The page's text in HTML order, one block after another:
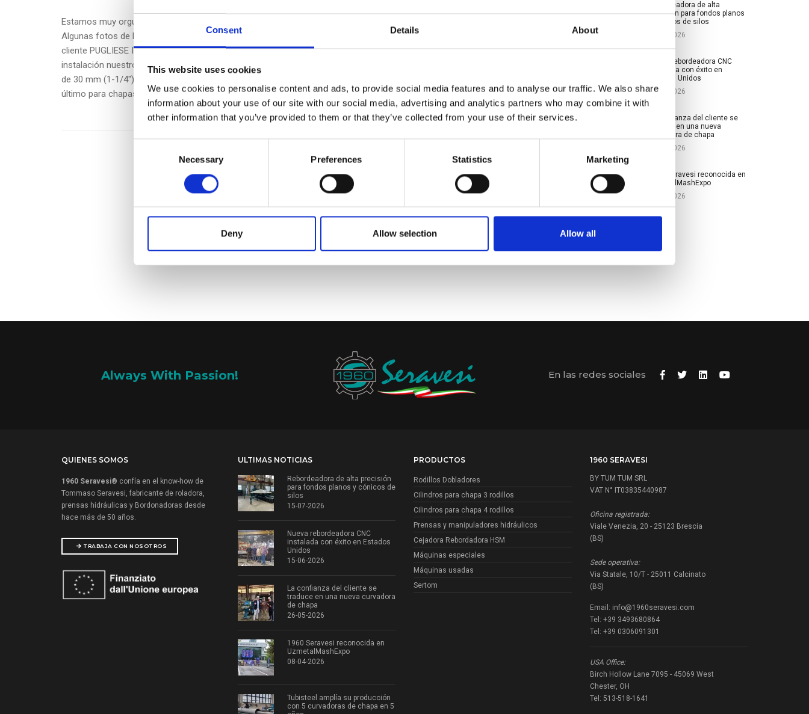
Consent Details About
This website uses cookies
We use cookies to personalise content and ads, to provide social media features and to analyse our traffic. We also share
information about your use of our site with our social media, advertising and analytics partners who may combine it with
other information that you’ve provided to them or that they’ve collected from your use of their services.
Necessary Preferences Statistics Marketing
Deny Allow selection Allow all
Estamos muy orgullosos de anunciar que la
Algunas fotos de la prueba de la máquina en las instalaciones del cliente. Queremos agradecer una vez más a nuestro
cliente PUGLIESE INDUSTRIA MECCANICA S.R.L. su confianza y lealtad, que dura ya más de 40 años. Con esta última
instalación nuestro cliente puede presumir de una envidiable flota de croladoras, empezando por un cilindro para chapas
de 30 mm (1-1/4") de espesor, pasando por un segundo cilindro para chapas de 60 mm (2-3/8") de espesor, hasta este
último para chapas de 110 mm (4-5/16") de espesor. Gracias de nuevo, Sr. Pugliese.
Rebordeadora de alta
precisión para fondos planos
y cónicos de silos
15-07-2026
Nueva rebordeadora CNC
instalada con éxito en
Estados Unidos
15-06-2026
La confianza del cliente se
traduce en una nueva
curvadora de chapa
26-05-2026
1960 Seravesi reconocida en
UzmetalMashExpo
08-04-2026
Always With Passion! En las redes sociales
QUIENES SOMOS
1960 Seravesi® confía en el know-how de
Tommaso Seravesi, fabricante de roladora,
prensas hidráulicas y Bordonadoras desde
hace más de 50 años.
TRABAJA CON NOSOTROS
ULTIMAS NOTICIAS
Rebordeadora de alta precisión
para fondos planos y cónicos de
silos
15-07-2026
Nueva rebordeadora CNC
instalada con éxito en Estados
Unidos
15-06-2026
La confianza del cliente se
traduce en una nueva curvadora
de chapa
26-05-2026
1960 Seravesi reconocida en
UzmetalMashExpo
08-04-2026
Tubisteel amplía su producción
con 5 curvadoras de chapa en 5
PRODUCTOS
Rodillos Dobladores
Cilindros para chapa 3 rodillos
Cilindros para chapa 4 rodillos
Prensas y manipuladores hidráulicos
Cejadora Rebordadora HSM
Máquinas especiales
Máquinas usadas
Sertom
1960 SERAVESI
BY TUM TUM SRL
VAT N° IT03835440987
Oficina registrada:
Viale Venezia, 20 - 25123 Brescia
(BS)
Sede operativa:
Via Statale, 10/T - 25011 Calcinato
(BS)
Email: info@1960seravesi.com
Tel: +39 3493680864
Tel: +39 0306091301
USA Office:
Birch Hollow Lane 7095 - 45069 West
Chester, OH
Tel: 513-518-1641